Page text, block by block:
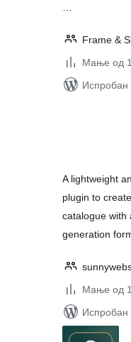
Frame &
Мање од
Испробан
A lightweight
plugin to
catalogue with
generation
Мање од
Испробан